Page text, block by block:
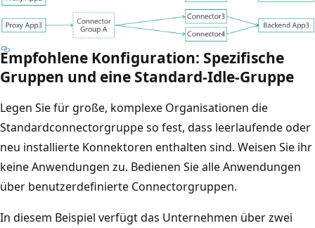
Empfohlene Konfiguration: Spezifische
Gruppen und eine Standard-Idle-Gruppe
Legen Sie für große, komplexe Organisationen die
Standardconnectorgruppe so fest, dass leerlaufende oder
neu installierte Konnektoren enthalten sind. Weisen Sie ihr
keine Anwendungen zu. Bedienen Sie alle Anwendungen
über benutzerdefinierte Connectorgruppen.
In diesem Beispiel verfügt das Unternehmen über zwei